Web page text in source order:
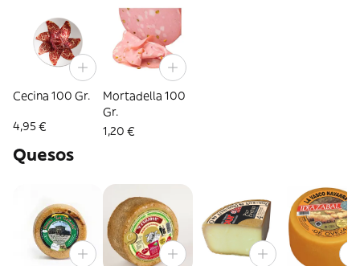
Cecina 100 Gr.
4,95 €
Mortadella 100
Gr.
1,20 €
Quesos